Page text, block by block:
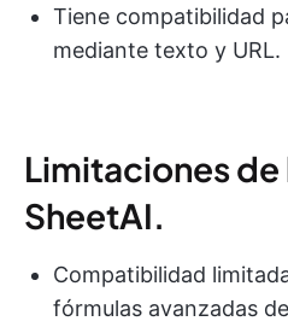
Tiene compatibilidad
mediante texto y URL.
Limitaciones
SheetAI.
Compatibilidad
fórmulas avanzadas